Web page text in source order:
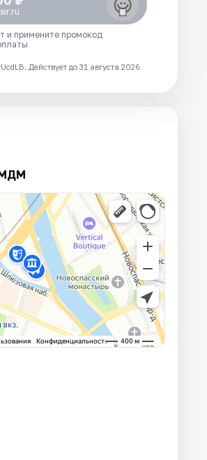
и примените промокод
Действует до 31 августа 2026